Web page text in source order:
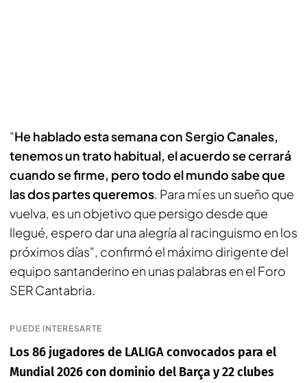
"He hablado esta semana con Sergio Canales,
tenemos un trato habitual, el acuerdo se cerrará
cuando se firme, pero todo el mundo sabe que
las dos partes queremos. Para mí es un sueño que
vuelva, es un objetivo que persigo desde que
llegué, espero dar una alegría al racinguismo en los
próximos días", confirmó el máximo dirigente del
equipo santanderino en unas palabras en el Foro
SER Cantabria.
PUEDE INTERESARTE
Los 86 jugadores de LALIGA convocados para el
Mundial 2026 con dominio del Barça y 22 clubes